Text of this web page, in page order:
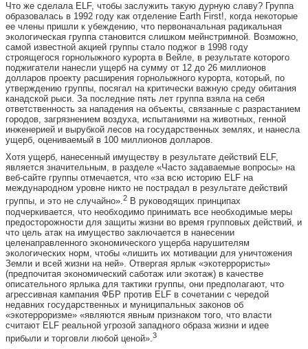
Что же сделала ELF, чтобы заслужить такую дурную славу? Группа
образовалась в 1992 году как отделение Earth First!, когда некоторые
ее члены пришли к убеждению, что первоначальная радикальная
экологическая группа становится слишком мейнстримной. Возможно,
самой известной акцией группы стало поджог в 1998 году
строящегося горнолыжного курорта в Вейле, в результате которого
поджигатели нанесли ущерб на сумму от 12 до 26 миллионов
долларов проекту расширения горнолыжного курорта, который, по
утверждению группы, посягал на критически важную среду обитания
канадской рыси. За последние пять лет группа взяла на себя
ответственность за нападения на объекты, связанные с разрастанием
городов, загрязнением воздуха, испытаниями на животных, генной
инженерией и вырубкой лесов на государственных землях, и нанесла
ущерб, оцениваемый в 100 миллионов долларов.
Хотя ущерб, нанесенный имуществу в результате действий ELF,
является значительным, в разделе «Часто задаваемые вопросы» на
веб-сайте группы отмечается, что «за всю историю ELF на
международном уровне никто не пострадал в результате действий
группы, и это не случайно».2 В руководящих принципах
подчеркивается, что необходимо принимать все необходимые меры
предосторожности для защиты жизни во время групповых действий, и
что цель атак на имущество заключается в нанесении
целенаправленного экономического ущерба нарушителям
экологических норм, чтобы «лишить их мотивации для уничтожения
Земли и всей жизни на ней». Отвергая ярлык «экотеррористы»
(предпочитая экономический саботаж или экотаж) в качестве
описательного ярлыка для тактики группы, они предполагают, что
агрессивная кампания ФБР против ELF в сочетании с чередой
недавних государственных и муниципальных законов об
«экотерроризме» «являются явным признаком того, что власти
считают ELF реальной угрозой западного образа жизни и идее
прибыли и торговли любой ценой». 3